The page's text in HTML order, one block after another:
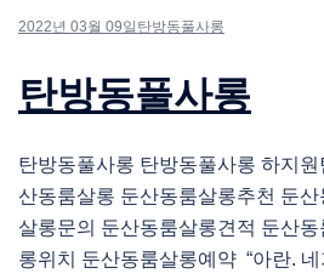
2022년 03월 09일 탄방동풀사롱
탄방동풀사롱
탄방동풀사롱 탄방동풀사롱 하지
산동룸살롱 둔산동룸살롱추천 둔
살롱문의 둔산동룸살롱견적 둔산
롱위치 둔산동룸살롱예약 “아란.